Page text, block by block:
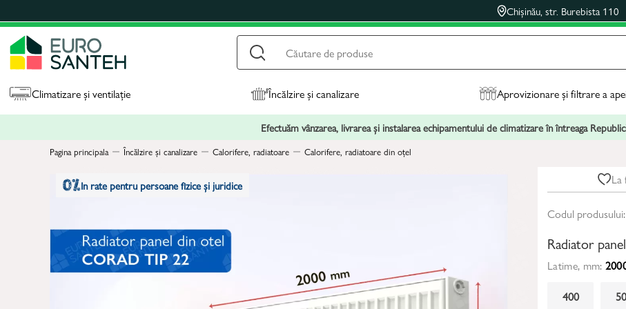
Chișinău, str. Burebista 110
Climatizare și ventilație Încălzire și canalizare Aprovizionare și filtrare a
Efectuăm vânzarea, livrarea și instalarea echipamentului de climatizare în întreaga
Pagina principala Încălzire și canalizare Calorifere, radiatoare Calorifere, radiatoare din oțel
In rate pentru persoane fizice și juridice La
Codul produsului:
Radiator
Latime, mm:
400